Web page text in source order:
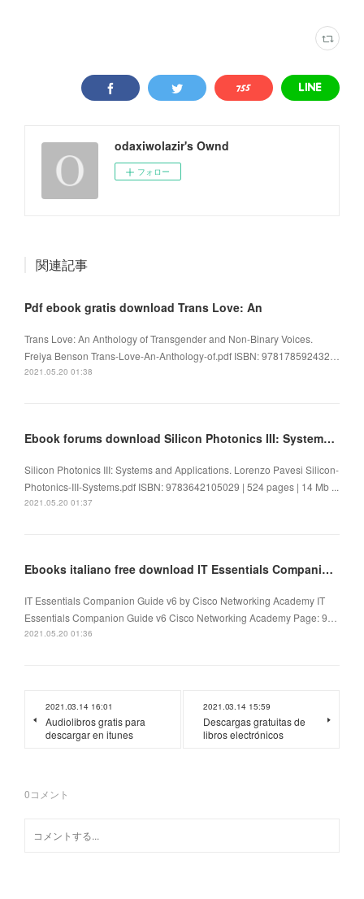
odaxiwolazir's Ownd
フォロー
関連記事
Pdf ebook gratis download Trans Love: An
Trans Love: An Anthology of Transgender and Non-Binary Voices.
Freiya Benson Trans-Love-An-Anthology-of.pdf ISBN: 978178592432…
2021.05.20 01:38
Ebook forums download Silicon Photonics III: Systems and Applications by Lorenzo Pavesi
Silicon Photonics III: Systems and Applications. Lorenzo Pavesi Silicon-
Photonics-III-Systems.pdf ISBN: 9783642105029 | 524 pages | 14 Mb ...
2021.05.20 01:37
Ebooks italiano free download IT Essentials Companion Guide v6
IT Essentials Companion Guide v6 by Cisco Networking Academy IT
Essentials Companion Guide v6 Cisco Networking Academy Page: 9…
2021.05.20 01:36
2021.03.14 16:01
Audiolibros gratis para
descargar en itunes
2021.03.14 15:59
Descargas gratuitas de
libros electrónicos
0コメント